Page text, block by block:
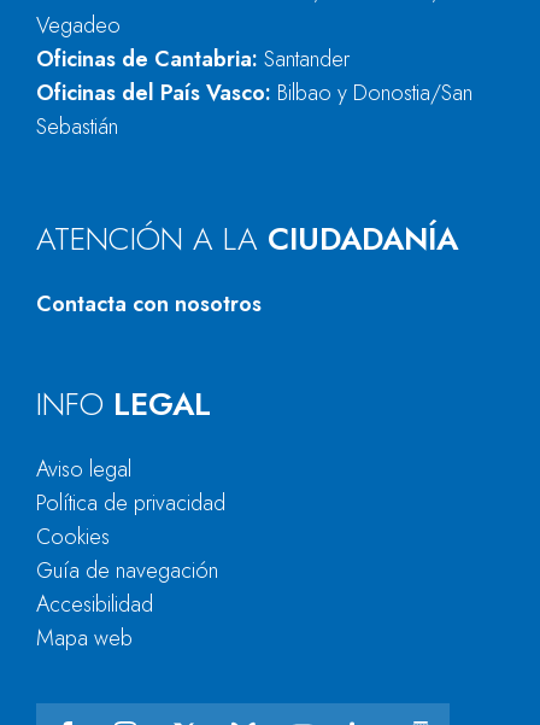
Vegadeo
Oficinas de Cantabria: Santander
Oficinas del País Vasco: Bilbao y Donostia/San
Sebastián
ATENCIÓN A LA CIUDADANÍA
Contacta con nosotros
INFO LEGAL
Aviso legal
Política de privacidad
Cookies
Guía de navegación
Accesibilidad
Mapa web